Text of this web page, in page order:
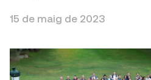
15 de maig de 2023